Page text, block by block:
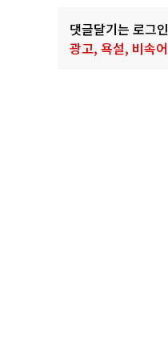
댓글달기는 로그
광고, 욕설, 비속